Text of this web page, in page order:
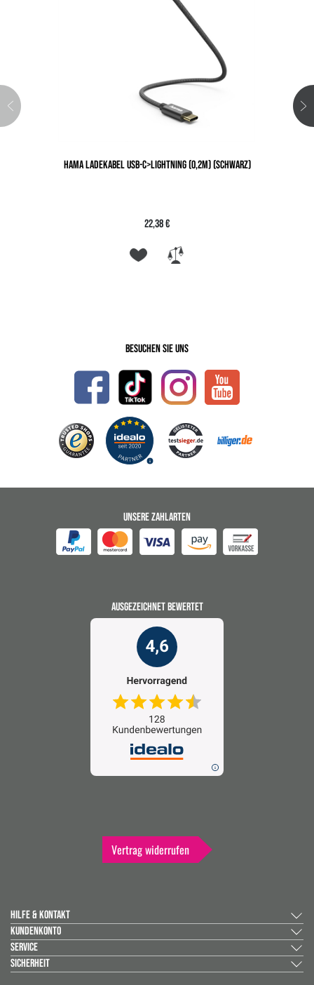
HAMA LADEKABEL USB-C>LIGHTNING (0,2M) (SCHWARZ)
22,38 €
Besuchen Sie uns
UNSERE ZAHLARTEN
AUSGEZEICHNET BEWERTET
Vertrag widerrufen
HILFE & KONTAKT
KUNDENKONTO
SERVICE
SICHERHEIT